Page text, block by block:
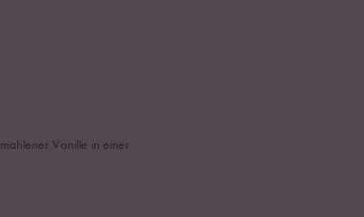
Vanille in einer